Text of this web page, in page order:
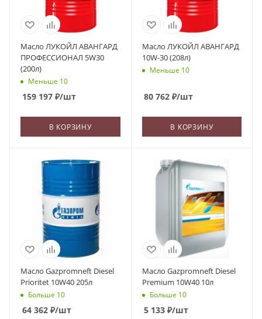
Масло ЛУКОЙЛ АВАНГАРД
ПРОФЕССИОНАЛ 5W30
(200л)
Меньше 10
159 197 ₽/шт
В КОРЗИНУ
Масло ЛУКОЙЛ АВАНГАРД
10W-30 (208л)
Меньше 10
80 762₽/шт
В КОРЗИНУ
Масло Gazpromneft Diesel
Prioritet 10W40 205л
Больше 10
64 362 ₽/шт
Масло Gazpromneft Diesel
Premium 10W40 10л
Больше 10
5 133₽/шт